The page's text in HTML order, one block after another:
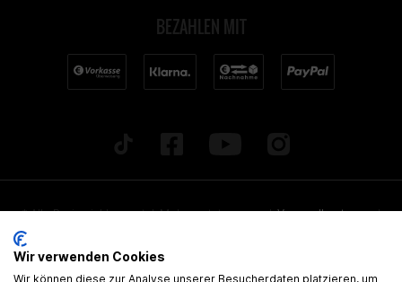
BEZAHLEN MIT
* Alle Preise inkl. gesetzl. Mehrwertsteuer zzgl.Versandkostenund
angegebenen Lieferzeiten beziehen sich auf Deutschland!
Wir verwenden Cookies
Wir können diese zur Analyse unserer Besucherdaten platzieren, um